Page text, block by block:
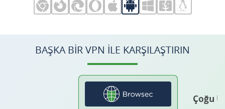
BAŞKA BIR VPN ILE KARŞILAŞTIRIN
Çoğu